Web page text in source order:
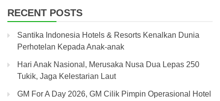
RECENT POSTS
Santika Indonesia Hotels & Resorts Kenalkan Dunia
Perhotelan Kepada Anak-anak
Hari Anak Nasional, Merusaka Nusa Dua Lepas 250
Tukik, Jaga Kelestarian Laut
GM For A Day 2026, GM Cilik Pimpin Operasional Hotel